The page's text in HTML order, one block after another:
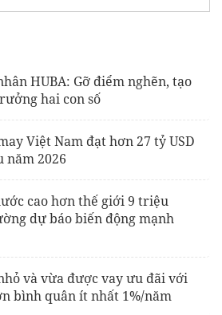
HUBA: Gỡ điểm nghẽn, tạo
hai con số
Việt Nam đạt hơn 27 tỷ USD
năm 2026
cao hơn thế giới 9 triệu
dự báo biến động mạnh
và vừa được vay ưu đãi với
bình quân ít nhất 1%/năm